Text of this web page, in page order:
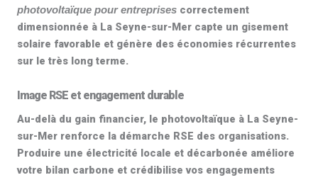
photovoltaïque pour entreprises correctement
dimensionnée à La Seyne-sur-Mer capte un gisement
solaire favorable et génère des économies récurrentes
sur le très long terme.
Image RSE et engagement durable
Au-delà du gain financier, le photovoltaïque à La Seyne-
sur-Mer renforce la démarche RSE des organisations.
Produire une électricité locale et décarbonée améliore
votre bilan carbone et crédibilise vos engagements